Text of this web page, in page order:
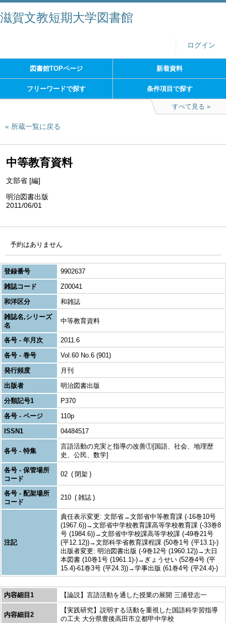
滋賀文教短期大学図書館
ログイン
図書館TOPページ 新着資料
フリーワードで探す 条件項目で探す
すべて見る
所蔵一覧に戻る
中等教育資料
文部省 [編]
明治図書出版
2011/06/01
予約はありません
登録番号
9902637
雑誌コード
Z00041
和洋区分
和雑誌
雑誌名,シリーズ
名
中等教育資料
各号 - 年月次
2011.6
各号 - 巻号
Vol.60 No.6 (901)
発行頻度
月刊
出版者
明治図書出版
分類記号1
P370
各号 - ページ
110p
ISSN1
04484517
各号 - 特集
言語活動の充実と指導の改善①[国語、社会、地理歴
史、公民、数学]
各号 - 保管場所
コード
02 閉架
各号 - 配架場所
コード
210 雑誌
注記
責任表示変更: 文部省→文部省中等教育課 (-16巻10号
(1967.6))→文部省中学校教育課高等学校教育課 (-33巻8
号 (1984.6))→文部省中学校課高等学校課 (-49巻21号
(平12.12))→文部科学省教育課程課 (50巻1号 (平13.1)-)
出版者変更: 明治図書出版 (-9巻12号 (1960.12))→大日
本図書 (10巻1号 (1961.1)-)→ぎょうせい (52巻4号 (平
15.4)-61巻3号 (平24.3))→学事出版 (61巻4号 (平24.4)-)
内容細目1 【論説】言語活動を通した授業の展開 三浦登志一
内容細目2
【実践研究】説明する活動を重視した国語科学習指導
の工夫 大分県豊後高田市立都甲中学校